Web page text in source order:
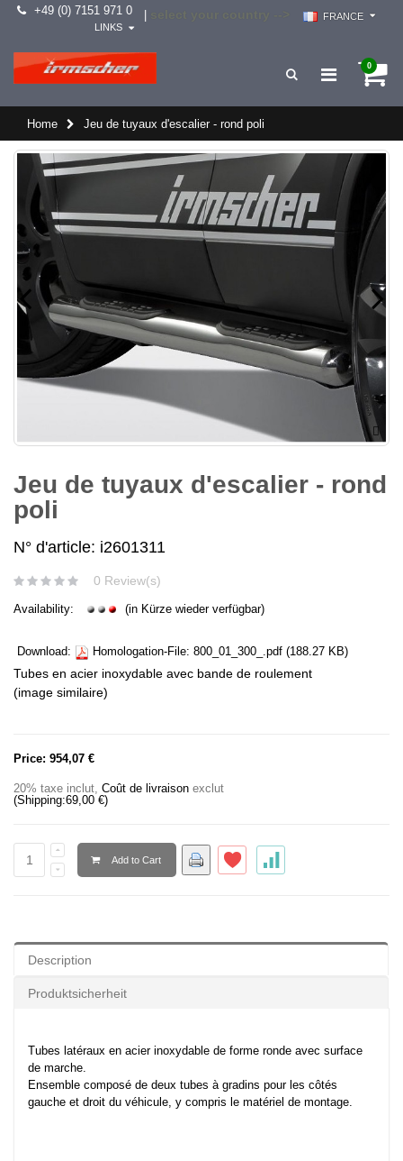
+49 (0) 7151 971 0
FRANCE
LINKS
0
Home Jeu de tuyaux d'escalier - rond poli
Jeu de tuyaux d'escalier - rond
poli
N° d'article: i2601311
0 Review(s)
Availability: (in Kürze wieder verfügbar)
Download: Homologation-File: 800_01_300_.pdf (188.27 KB)
Tubes en acier inoxydable avec bande de roulement
(image similaire)
Price: 954,07 €
20% taxe inclut, Coût de livraison exclut
(Shipping:69,00 €)
Add to Cart
Description
Produktsicherheit
Tubes latéraux en acier inoxydable de forme ronde avec surface
de marche.
Ensemble composé de deux tubes à gradins pour les côtés
gauche et droit du véhicule, y compris le matériel de montage.